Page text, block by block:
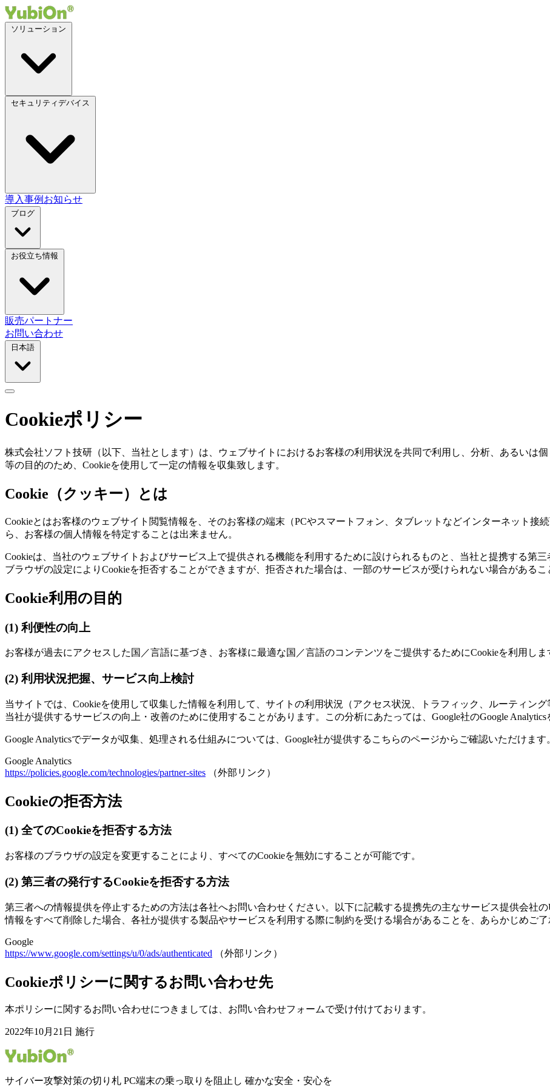
導入事例 お知らせ
販売パートナー
お問い合わせ
Cookieポリシー
株式会社ソフト技研（以下、当社とします）は、ウェブサイトにおけるお客様の利用状況を共同で利用し、分析、あるいは
等の目的のため、Cookieを使用して一定の情報を収集致します。
Cookie（クッキー）とは
Cookieとはお客様のウェブサイト閲覧情報を、そのお客様の端末（PCやスマートフォン、タブレットなどインターネット接
ら、お客様の個人情報を特定することは出来ません。
Cookieは、当社のウェブサイトおよびサービス上で提供される機能を利用するために設けられるものと、当社と提携する第
ブラウザの設定によりCookieを拒否することができますが、拒否された場合は、一部のサービスが受けられない場合があるこ
Cookie利用の目的
(1) 利便性の向上
お客様が過去にアクセスした国／言語に基づき、お客様に最適な国／言語のコンテンツをご提供するためにCookieを利用しま
(2) 利用状況把握、サービス向上検討
当サイトでは、Cookieを使用して収集した情報を利用して、サイトの利用状況（アクセス状況、トラフィック、ルーティン
当社が提供するサービスの向上・改善のために使用することがあります。この分析にあたっては、Google社のGoogle Analytics
Google Analyticsでデータが収集、処理される仕組みについては、Google社が提供するこちらのページからご確認いただけます
Google Analytics
https://policies.google.com/technologies/partner-sites （外部リンク）
Cookieの拒否方法
(1) 全てのCookieを拒否する方法
お客様のブラウザの設定を変更することにより、すべてのCookieを無効にすることが可能です。
(2) 第三者の発行するCookieを拒否する方法
第三者への情報提供を停止するための方法は各社へお問い合わせください。以下に記載する提携先の主なサービス提供会社
情報をすべて削除した場合、各社が提供する製品やサービスを利用する際に制約を受ける場合があることを、あらかじめご了
Google
https://www.google.com/settings/u/0/ads/authenticated （外部リンク）
Cookieポリシーに関するお問い合わせ先
本ポリシーに関するお問い合わせにつきましては、お問い合わせフォームで受け付けております。
2022年10月21日 施行
サイバー攻撃対策の切り札 PC端末の乗っ取りを阻止し 確かな安全・安心を